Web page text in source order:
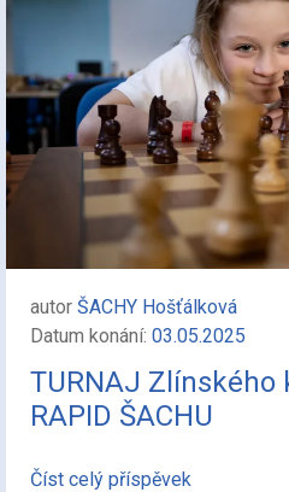
autor ŠACHY Hošťálková
Datum konání: 03.05.2025
TURNAJ Zlínského
RAPID ŠACHU
Číst celý příspěvek